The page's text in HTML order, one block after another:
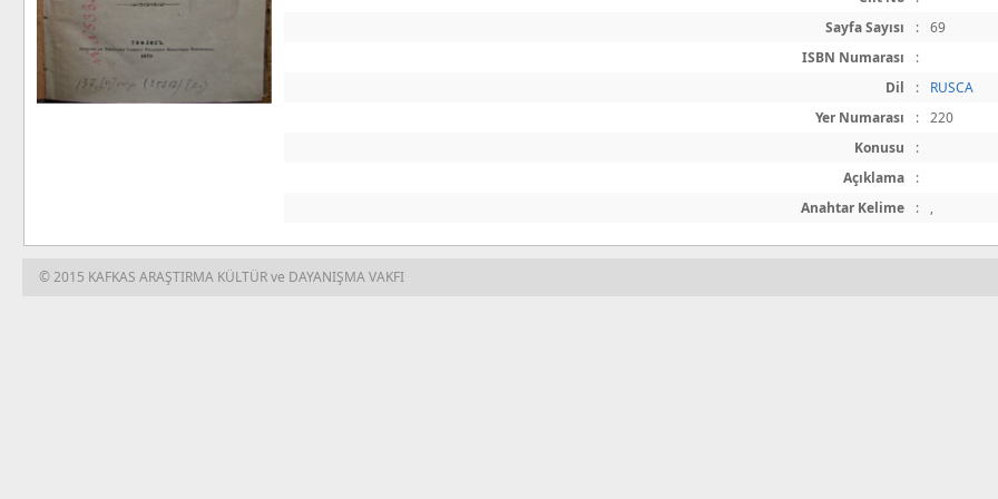
Sayfa Sayısı
:
69
ISBN Numarası
:
Dil
:
RUSCA
Yer Numarası
:
220
Konusu
:
Açıklama
:
Anahtar Kelime
: ,
© 2015 KAFKAS ARAŞTIRMA KÜLTÜR ve DAYANIŞMA VAKFI